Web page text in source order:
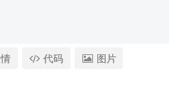
代码 图片